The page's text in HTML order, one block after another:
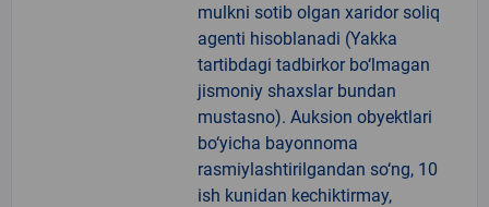
mulkni sotib olgan xaridor soliq
agenti hisoblanadi (Yakka
tartibdagi tadbirkor bo‘lmagan
jismoniy shaxslar bundan
mustasno). Auksion obyektlari
bo‘yicha bayonnoma
rasmiylashtirilgandan so‘ng, 10
ish kunidan kechiktirmay,